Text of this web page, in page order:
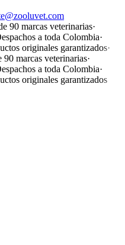
90 marcas veterinarias·
a toda Colombia·
originales garantizados·
90 marcas veterinarias·
a toda Colombia·
originales garantizados